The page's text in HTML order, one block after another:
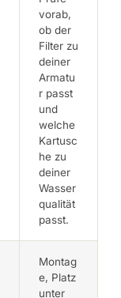
vorab,
ob der
Filter zu
deiner
Armatu
r passt
und
welche
Kartusc
he zu
deiner
Wasser
qualität
passt.
Montag
e, Platz
unter